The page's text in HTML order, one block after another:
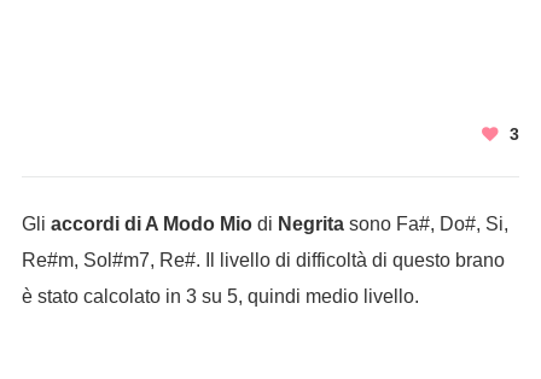
3
Gli accordi di A Modo Miodi Negritasono Fa#, Do#, Si,
Re#m, Sol#m7, Re#. Il livello di difficoltà di questo brano
è stato calcolato in 3 su 5, quindi medio livello.